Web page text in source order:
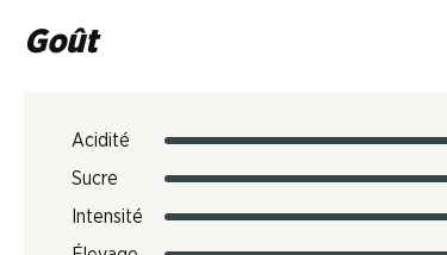
Goût
Acidité
Sucre
Intensité